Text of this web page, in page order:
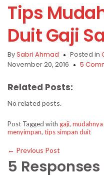
Tips
Duit Gaji
BySabri Ahmad Posted in
November 20, 2016
5
Related Posts:
No related posts.
Post Tagged with gaji,
menyimpan, tips simpan duit
← Previous Post
5